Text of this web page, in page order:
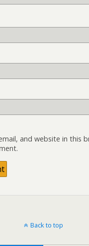
and website in this
Back to top